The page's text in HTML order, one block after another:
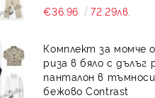
€36.96
72.29лв.
Комплект за момче
риза в бяло с дълъг
панталон в
бежово Contrast